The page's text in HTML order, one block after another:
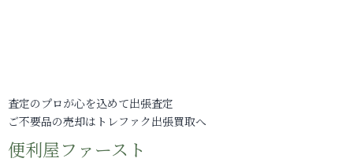
査定のプロが心を込めて出張査定
ご不要品の売却はトレファク出張買取へ
便利屋ファースト